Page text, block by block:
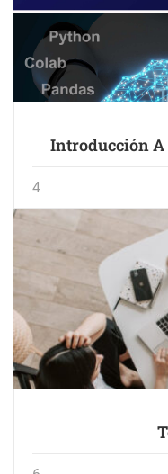
Introducción
4